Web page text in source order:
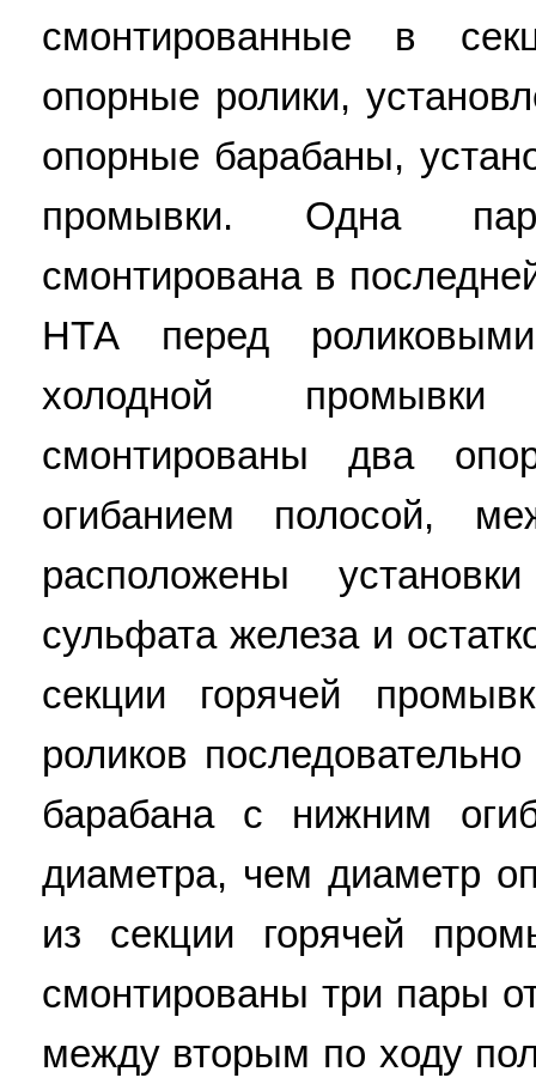
смонтированные в
опорные ролики,
опорные барабаны,
промывки. Одна
смонтирована в
НТА перед
холодной
смонтированы два
огибанием полосой,
расположены
сульфата железа и
секции горячей
роликов
барабана с нижним
диаметра, чем диаметр
из секции горячей
смонтированы три пары
между вторым по ходу